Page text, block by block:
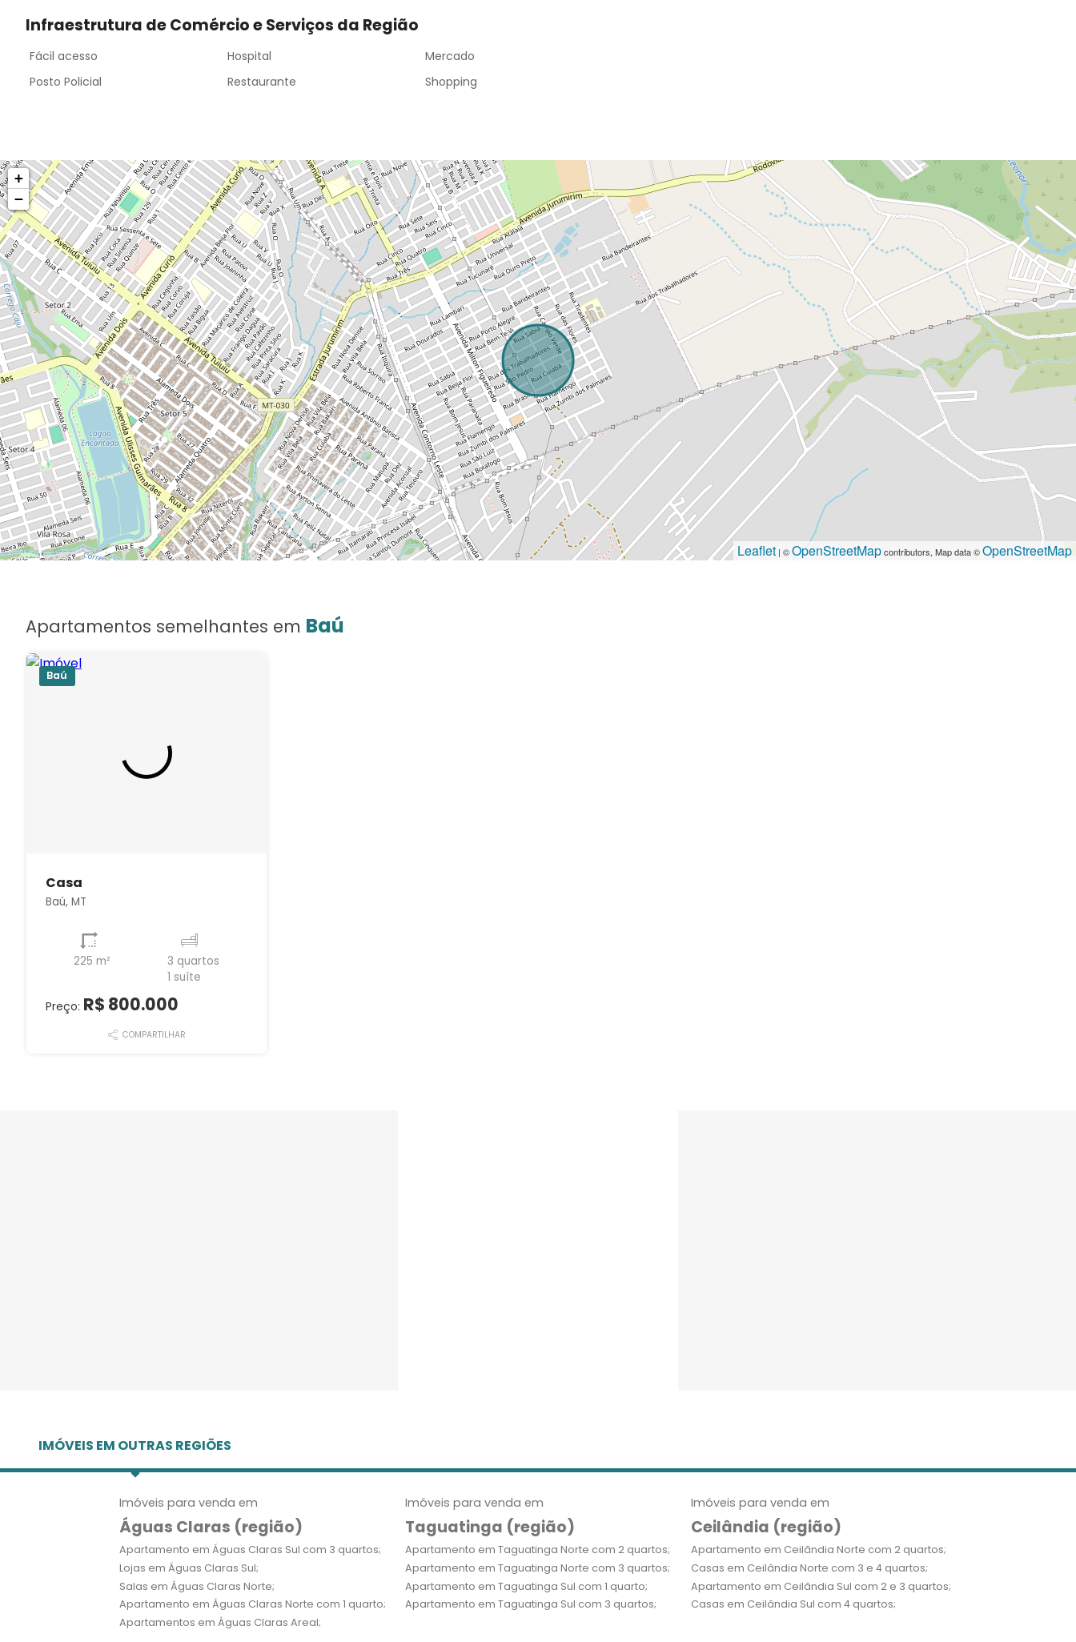
Infraestrutura de Comércio e Serviços da Região
Fácil acesso Hospital
Mercado
Posto Policial
Restaurante Shopping
+
−
Leaflet | ©OpenStreetMapcontributors, Map data ©OpenStreetMap
Apartamentos semelhantes em Baú
Baú
Casa
Baú, MT
225 m²
3 quartos
1 suíte
Preço: R$ 800.000
COMPARTILHAR
IMÓVEIS EM OUTRAS REGIÕES
Imóveis para venda em
Águas Claras (região)
Apartamento em Águas Claras Sul com 3 quartos;
Lojas em Águas Claras Sul;
Salas em Águas Claras Norte;
Apartamento em Águas Claras Norte com 1 quarto;
Apartamentos em Águas Claras Areal;
Imóveis para venda em
Taguatinga (região)
Apartamento em Taguatinga Norte com 2 quartos;
Apartamento em Taguatinga Norte com 3 quartos;
Apartamento em Taguatinga Sul com 1 quarto;
Apartamento em Taguatinga Sul com 3 quartos;
Imóveis para venda em
Ceilândia (região)
Apartamento em Ceilândia Norte com 2 quartos;
Casas em Ceilândia Norte com 3 e 4 quartos;
Apartamento em Ceilândia Sul com 2 e 3 quartos;
Casas em Ceilândia Sul com 4 quartos;